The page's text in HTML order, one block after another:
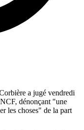
a jugé vendredi
dénonçant "une
les choses" de la part